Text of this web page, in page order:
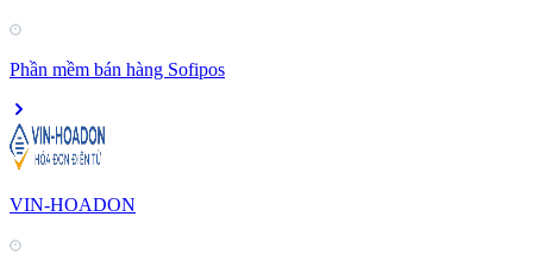
Phần mềm bán hàng Sofipos
VIN-HOADON